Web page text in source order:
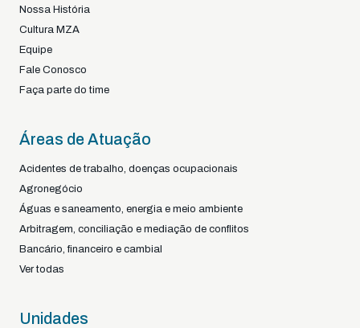
Nossa História
Cultura MZA
Equipe
Fale Conosco
Faça parte do time
Áreas de Atuação
Acidentes de trabalho, doenças ocupacionais
Agronegócio
Águas e saneamento, energia e meio ambiente
Arbitragem, conciliação e mediação de conflitos
Bancário, financeiro e cambial
Ver todas
Unidades